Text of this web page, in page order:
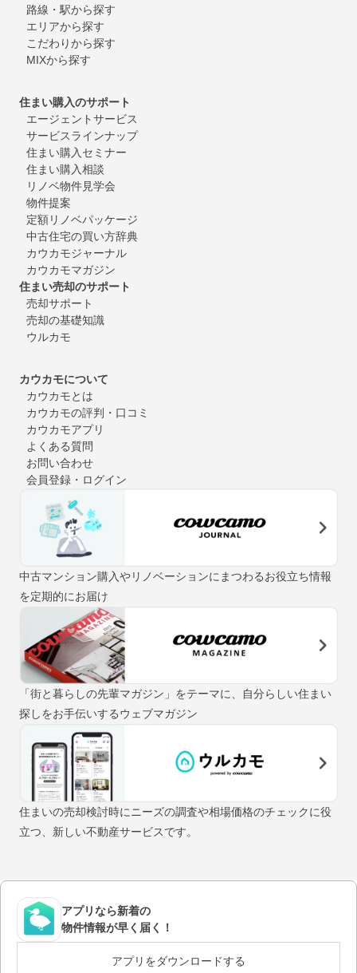
路線・駅から探す
エリアから探す
こだわりから探す
MIXから探す
住まい購入のサポート
エージェントサービス
サービスラインナップ
住まい購入セミナー
住まい購入相談
リノベ物件見学会
物件提案
定額リノベパッケージ
中古住宅の買い方辞典
カウカモジャーナル
カウカモマガジン
住まい売却のサポート
売却サポート
売却の基礎知識
ウルカモ
カウカモについて
カウカモとは
カウカモの評判・口コミ
カウカモアプリ
よくある質問
お問い合わせ
会員登録・ログイン
中古マンション購入やリノベーションにまつわるお役立ち情報
を定期的にお届け
「街と暮らしの先輩マガジン」をテーマに、自分らしい住まい
探しをお手伝いするウェブマガジン
住まいの売却検討時にニーズの調査や相場価格のチェックに役
立つ、新しい不動産サービスです。
アプリなら新着の
物件情報が早く届く！
アプリをダウンロードする